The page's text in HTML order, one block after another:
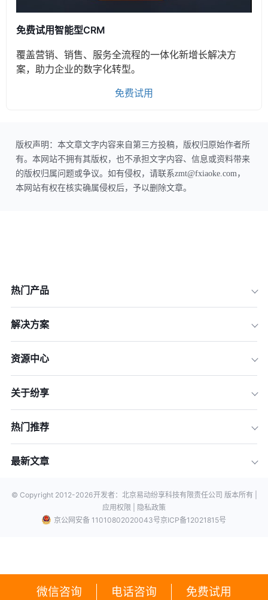
微信咨询 电话咨询 免费试用
免费试用智能型CRM
覆盖营销、销售、服务全流程的一体化新增长解决方
案，助力企业的数字化转型。
免费试用
版权声明：本文章文字内容来自第三方投稿，版权归原始作者所
有。本网站不拥有其版权，也不承担文字内容、信息或资料带来
的版权归属问题或争议。如有侵权，请联系zmt@fxiaoke.com，
本网站有权在核实确属侵权后，予以删除文章。
热门产品
解决方案
资源中心
关于纷享
热门推荐
最新文章
© Copyright 2012-2026开发者：北京易动纷享科技有限责任公司 版本所有 |
应用权限 |
隐私政策
京公网安备 11010802020043号京ICP备12021815号